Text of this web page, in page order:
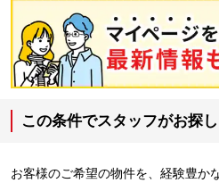
この条件でスタッフがお探
お客様のご希望の物件を、経験豊か